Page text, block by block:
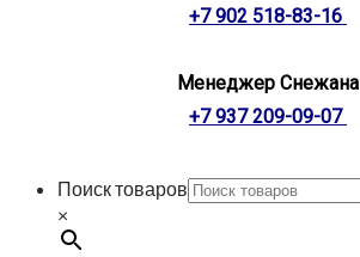
+7 902 518-83-16
Менеджер Снежана
+7 937 209-09-07
Поиск товаров
×